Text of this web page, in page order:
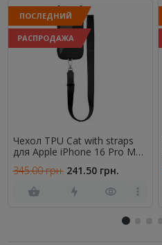
ПОСЛЕДНИЙ
РАСПРОДАЖА
Чехол TPU Cat with straps
для Apple iPhone 16 Pro Max
345.00 грн. 241.50 грн.